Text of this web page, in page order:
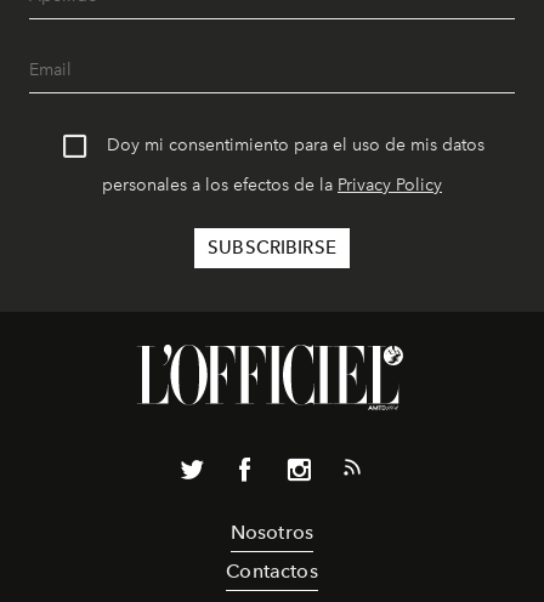
Doy mi consentimiento para el uso de mis datos
personales a los efectos de la Privacy Policy
Nosotros
Contactos